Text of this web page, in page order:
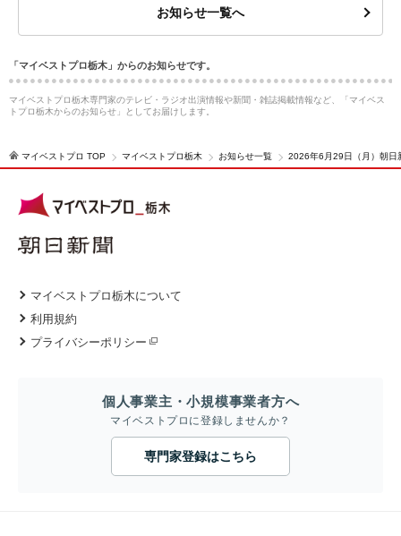
お知らせ一覧へ
「マイベストプロ栃木」からのお知らせです。
マイベストプロ栃木専門家のテレビ・ラジオ出演情報や新聞・雑誌掲載情報など、「マイベス
トプロ栃木からのお知らせ」としてお届けします。
マイベストプロ TOP マイベストプロ栃木 お知らせ一覧 2026年6月29日（月）朝日
マイベストプロ栃木について
利用規約
プライバシーポリシー
個人事業主・小規模事業者方へ
マイベストプロに登録しませんか？
専門家登録はこちら